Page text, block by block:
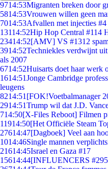
9714:53Migranten breken door
5814:53Vrouwen willen geen
7014:53Afvallen met injecties #4
13114:52Hip Hop Central #114
23414:52[AMV] VS #1312
3914:52Techniekles verdwijnt
als 2007
6714:52Huisarts doet haar werk
1614:51Jonge Cambridge
leugens
8214:51 [FOK!Voetbalmanager
2914:51Trump wil dat J.D.
714:50[X-Files Reboot] Filmen
11914:50[Het Officiële Steam
27614:47[Dagboek] Veel aan
1014:46Single mannen
21614:45Israel en Gaza #17
15614:44[INFLUENCERS